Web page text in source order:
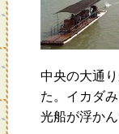
中央の大通
た。イカダ
光船が浮かん